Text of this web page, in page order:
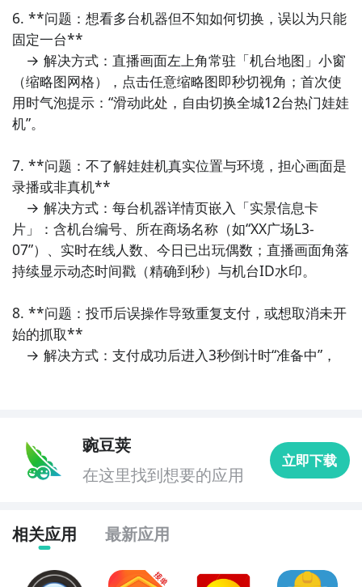
等生活文本，寓学于乐，提升日常文字敏感度。
10. 《
6. **问题：想看多台机器但不知如何切换，误以为只能
固定一台**
→ 解决方式：直播画面左上角常驻「机台地图」小窗
（缩略图网格），点击任意缩略图即秒切视角；首次使
用时气泡提示：“滑动此处，自由切换全城12台热门娃娃
机”。
7. **问题：不了解娃娃机真实位置与环境，担心画面是
录播或非真机**
→ 解决方式：每台机器详情页嵌入「实景信息卡
片」：含机台编号、所在商场名称（如“XX广场L3-
07”）、实时在线人数、今日已出玩偶数；直播画面角落
持续显示动态时间戳（精确到秒）与机台ID水印。
8. **问题：投币后误操作导致重复支付，或想取消未开
始的抓取**
→ 解决方式：支付成功后进入3秒倒计时“准备中”，
豌豆荚
在这里找到想要的应用
立即下载
相关应用 最新应用